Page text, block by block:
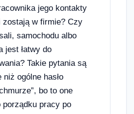
jego kontakty
zostają w firmie? Czy
samochodu albo
jest łatwy do
Takie pytania są
ogólne hasło
bo to one
porządku pracy po